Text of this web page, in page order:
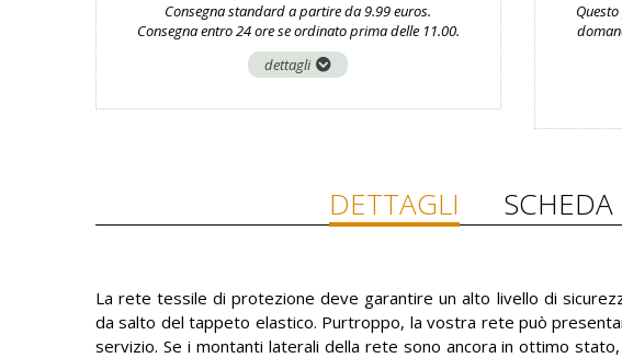
Consegna standard a partire da 9.99 euros.
Consegna entro 24 ore se ordinato prima delle 11.00.
dettagli
DETTAGLI
La rete tessile di protezione deve garantire un alto livello di
da salto del tappeto elastico. Purtroppo, la vostra rete può
servizio. Se i montanti laterali della rete sono ancora in ottimo